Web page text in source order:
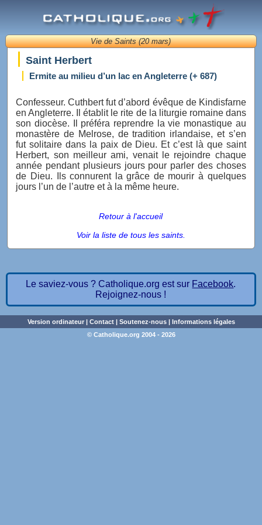
Vie de Saints (20 mars)
Saint Herbert
Ermite au milieu d’un lac en Angleterre (+ 687)
Confesseur. Cuthbert fut d’abord évêque de Kindisfarne
en Angleterre. Il établit le rite de la liturgie romaine dans
son diocèse. Il préféra reprendre la vie monastique au
monastère de Melrose, de tradition irlandaise, et s’en
fut solitaire dans la paix de Dieu. Et c’est là que saint
Herbert, son meilleur ami, venait le rejoindre chaque
année pendant plusieurs jours pour parler des choses
de Dieu. Ils connurent la grâce de mourir à quelques
jours l’un de l’autre et à la même heure.
Retour à l'accueil
Voir la liste de tous les saints.
Le saviez-vous ? Catholique.org est sur Facebook.
Rejoignez-nous !
Version ordinateur| Contact| Soutenez-nous| Informations légales
© Catholique.org 2004 - 2026